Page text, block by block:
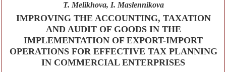
T. Melikhova, I. Maslennikova
IMPROVING THE ACCOUNTING, TAXATION
AND AUDIT OF GOODS IN THE
IMPLEMENTATION OF EXPORT-IMPORT
OPERATIONS FOR EFFECTIVE TAX PLANNING
IN COMMERCIAL ENTERPRISES